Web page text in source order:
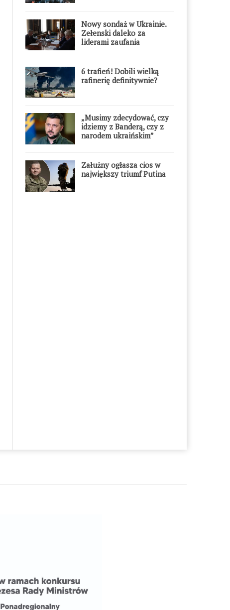
Nowy sondaż w Ukrainie.
Zełenski daleko za
liderami zaufania
6 trafień! Dobili wielką
rafinerię definitywnie?
„Musimy zdecydować, czy
idziemy z Banderą, czy z
narodem ukraińskim”
Załużny ogłasza cios w
największy triumf Putina